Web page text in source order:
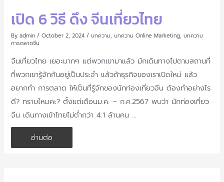
เปิด 6 วิธี ดึง จีนเที่ยวไทย
Byadmin /October 2, 2024/บทความ,บทความ Online Marketing,บทความ
การตลาดจีน
จีนเที่ยวไทย เยอะมากๆ แต่พวกเขามาแล้ว มักเดินทางไปตามสถานที่
ที่พวกเขารู้จักกันอยู่เป็นประจำ แล้วถ้าธุรกิจของเราเปิดใหม่ แล้ว
อยากทำ การตลาด ให้เป็นที่รู้จักของนักท่องเที่ยวจีน ต้องทำอย่างไร
ดี? ทราบไหมคะ? ตั้งแต่เดือนม.ค. – ก.ค.2567 พบว่า นักท่องเที่ยว
จีน เดินทางเข้าไทยไม่ต่ำกว่า 4.1 ล้านคน …
เปิด
6
วิธี
อ่านต่อ